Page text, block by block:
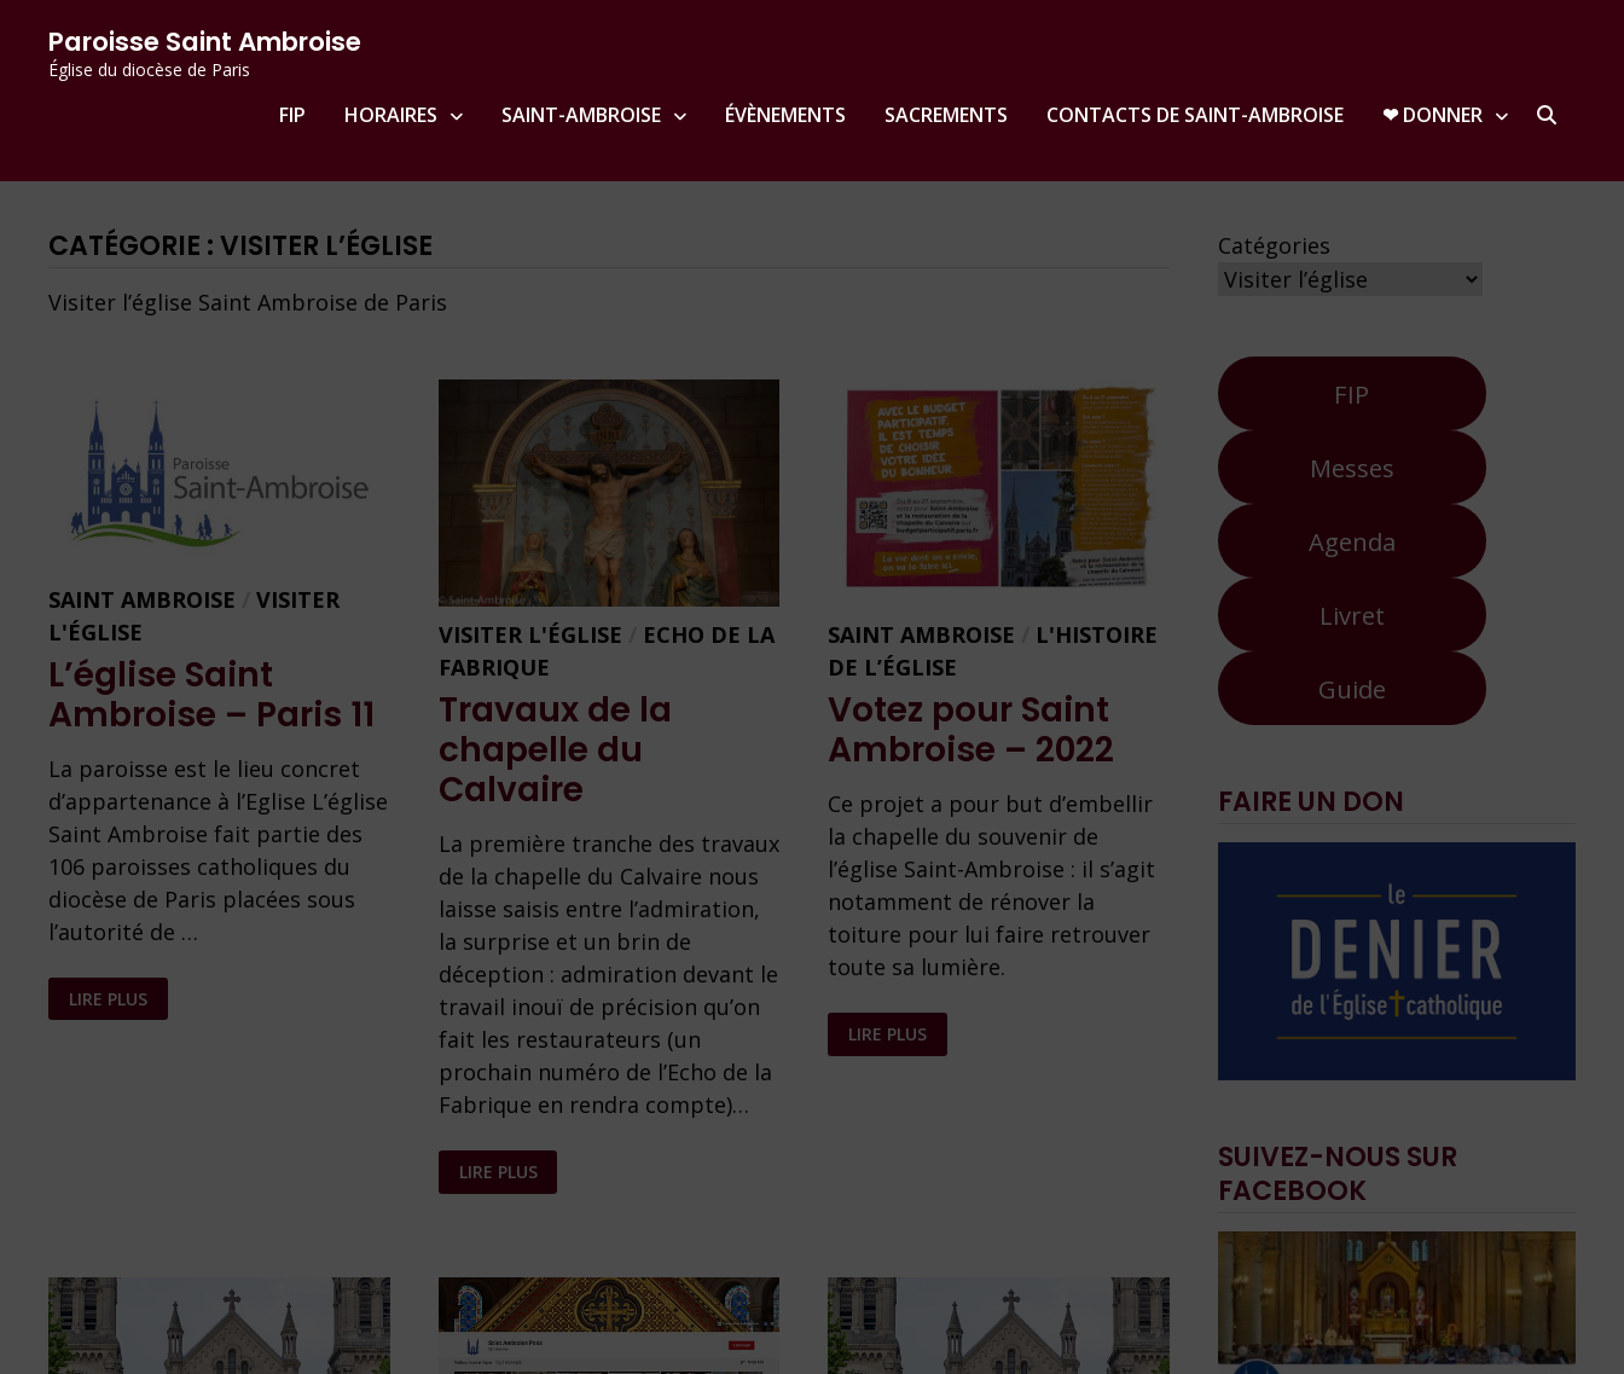
principal
contenu
Paroisse Saint Ambroise
Église du diocèse de Paris
FIP HORAIRES SAINT-AMBROISE ÉVÈNEMENTS SACREMENTS CONTACTS DE SAINT-AMBROISE ❤︎ DONNER
CATÉGORIE :VISITER L’ÉGLISE
Visiter l’église Saint Ambroise de Paris
SAINT AMBROISE /VISITER
L'ÉGLISE
L’église Saint
Ambroise – Paris 11
La paroisse est le lieu concret
d’appartenance à l’Eglise L’église
Saint Ambroise fait partie des
106 paroisses catholiques du
diocèse de Paris placées sous
l’autorité de …
L’ÉGLISE
SAINT
AMBROISE
LIRE PLUS
VISITER L'ÉGLISE
ECHO DE LA
FABRIQUE
Travaux de la
chapelle du
Calvaire
La première tranche des travaux
de la chapelle du Calvaire nous
laisse saisis entre l’admiration,
la surprise et un brin de
déception : admiration devant le
travail inouï de précision qu’on
fait les restaurateurs (un
prochain numéro de l’Echo de la
Fabrique en rendra compte)…
TRAVAUX
DE
LA
LIRE PLUS
SAINT AMBROISE
L'HISTOIRE
DE L’ÉGLISE
Votez pour Saint
Ambroise – 2022
Ce projet a pour but d’embellir
la chapelle du souvenir de
l’église Saint-Ambroise : il s’agit
notamment de rénover la
toiture pour lui faire retrouver
toute sa lumière.
VOTEZ
POUR
SAINT
LIRE PLUS
Catégories
FIP
Messes
Agenda
Livret
Guide
FAIRE UN DON
SUIVEZ-NOUS SUR
FACEBOOK